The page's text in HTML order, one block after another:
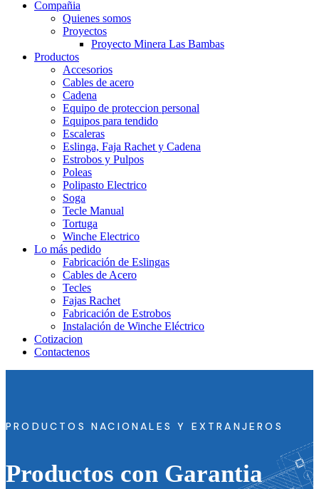
Compañia
Quienes somos
Proyectos
Proyecto Minera Las Bambas
Productos
Accesorios
Cables de acero
Cadena
Equipo de proteccion personal
Equipos para tendido
Escaleras
Eslinga, Faja Rachet y Cadena
Estrobos y Pulpos
Poleas
Polipasto Electrico
Soga
Tecle Manual
Tortuga
Winche Electrico
Lo más pedido
Fabricación de Eslingas
Cables de Acero
Tecles
Fajas Rachet
Fabricación de Estrobos
Instalación de Winche Eléctrico
Cotizacion
Contactenos
PRODUCTOS NACIONALES Y EXTRANJEROS
Productos con Garantia